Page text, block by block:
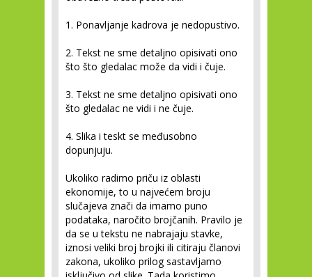
1. Ponavljanje kadrova je nedopustivo.
2. Tekst ne sme detaljno opisivati ono
što što gledalac može da vidi i čuje.
3. Tekst ne sme detaljno opisivati ono
što gledalac ne vidi i ne čuje.
4. Slika i teskt se međusobno
dopunjuju.
Ukoliko radimo priču iz oblasti
ekonomije, to u najvećem broju
slučajeva znači da imamo puno
podataka, naročito brojčanih. Pravilo je
da se u tekstu ne nabrajaju stavke,
iznosi veliki broj brojki ili citiraju članovi
zakona, ukoliko prilog sastavljamo